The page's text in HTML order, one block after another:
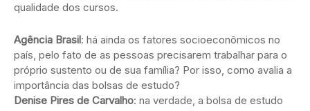
qualidade dos cursos.
Agência Brasil: há ainda os fatores socioeconômicos no
país, pelo fato de as pessoas precisarem trabalhar para o
próprio sustento ou de sua família? Por isso, como avalia a
importância das bolsas de estudo?
Denise Pires de Carvalho: na verdade, a bolsa de estudo